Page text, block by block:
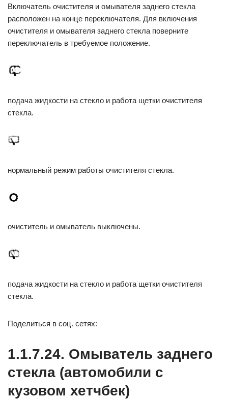
Включатель очистителя и омывателя заднего стекла
расположен на конце переключателя. Для включения
очистителя и омывателя заднего стекла поверните
переключатель в требуемое положение.
подача жидкости на стекло и работа щетки очистителя
стекла.
нормальный режим работы очистителя стекла.
очиститель и омыватель выключены.
подача жидкости на стекло и работа щетки очистителя
стекла.
Поделиться в соц. сетях:
1.1.7.24. Омыватель заднего
стекла (автомобили с
кузовом хетчбек)